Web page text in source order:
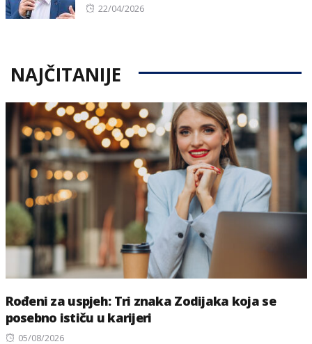
Posted
22/04/2026
NAJČITANIJE
Rođeni za uspjeh: Tri znaka Zodijaka koja se
posebno ističu u karijeri
Posted
05/08/2026